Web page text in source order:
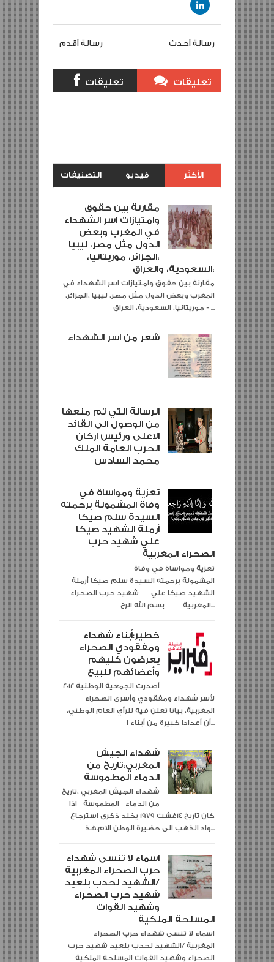
رسالة أحدث رسالة أقدم
تعليقات
تعليقات
الأكثر
فيديو التصنيفات
مقارنة بين حقوق
وامتيازات اسر الشهداء
في المغرب وبعض
الدول مثل مصر، ليبيا
،الجزائر، موريتانيا،
السعودية، والعراق،
مقارنة بين حقوق وامتيازات اسر الشهداء في
المغرب وبعض الدول مثل مصر، ليبيا ،الجزائر،
موريتانيا، السعودية، العراق - ...
شعر من اسر الشهداء
الرسالة التي تم منعها
من الوصول الى القائد
الاعلى ورئيس اركان
الحرب العامة الملك
محمد السادس
تعزية ومواساة في
وفاة المشمولة برحمته
السيدة سلم صيكا
أرملة الشهيد صيكا
علي شهيد حرب
الصحراء المغربية
المشمولة برحمته السيدة سلم صيكا أرملة
الشهيد صيكا علي شهيد حرب الصحراء
المغربية بسم الله الرح...
خطير:أبناء شهداء
ومفقودي الصحراء
يعرضون كليهم
وأعضائهم للبيع
2012 أصدرت الجمعية الوطنية
لأسر شهداء ومفقودي وأسرى الصحراء
المغربية، بيانا تعلن فيه للرأي العام الوطني،
أن أعدادا كبيرة من أبناء ا...
شهداء الجيش
المغربي،تاريخ من
الدماء المطموسة
شهداء الجيش المغربي ،تاريخ
من الدماء المطموسة اذا
كان تاريخ 14غشت 1979 يخلد ذكرى استرجاع
واد الذهب الى حضيرة الوطن الام.هذ...
اسماء لا تنسى شهداء
حرب الصحراء المغربية
/الشهيد لحدب بلعيد
شهيد حرب الصحراء
وشهيد القوات
المسلحة الملكية
المغربية /الشهيد لحدب بلعيد شهيد حرب
الصحراء وشهيد القوات المسلحة الملكية